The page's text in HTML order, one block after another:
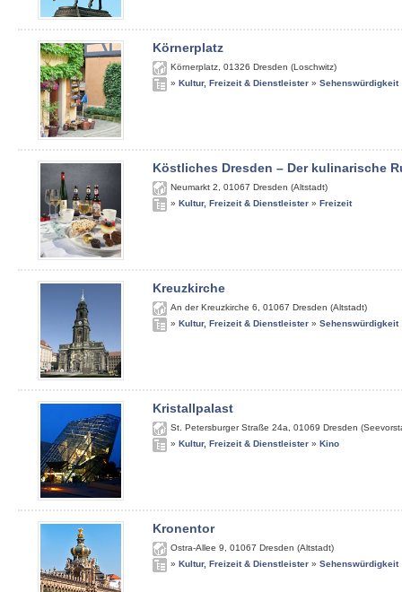
Körnerplatz
Körnerplatz 01326 Dresden (Loschwitz)
» Kultur, Freizeit & Dienstleister » Sehenswürdigkeit
Köstliches Dresden – Der kulinarische
Neumarkt 2 01067 Dresden (Altstadt)
» Kultur, Freizeit & Dienstleister » Freizeit
Kreuzkirche
An der Kreuzkirche 6 01067 Dresden (Altstadt)
» Kultur, Freizeit & Dienstleister » Sehenswürdigkeit
Kristallpalast
St. Petersburger Straße 24a 01069 Dresden
» Kultur, Freizeit & Dienstleister » Kino
Kronentor
Ostra-Allee 9 01067 Dresden (Altstadt)
» Kultur, Freizeit & Dienstleister » Sehenswürdigkeit